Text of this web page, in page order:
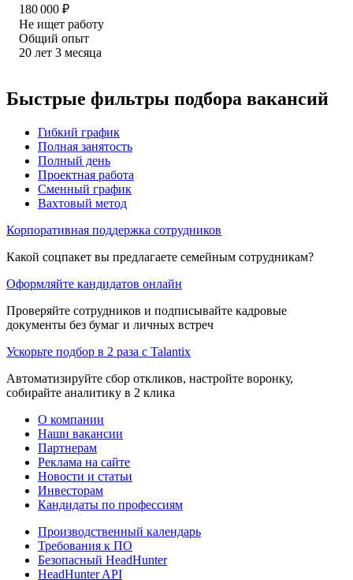
180 000 ₽
Не ищет работу
Общий опыт
20 лет 3 месяца
Быстрые фильтры подбора вакансий
Гибкий график
Полная занятость
Полный день
Проектная работа
Сменный график
Вахтовый метод
Корпоративная поддержка сотрудников
Какой соцпакет вы предлагаете семейным сотрудникам?
Оформляйте кандидатов онлайн
Проверяйте сотрудников и подписывайте кадровые
документы без бумаг и личных встреч
Ускорьте подбор в 2 раза с Talantix
Автоматизируйте сбор откликов, настройте воронку,
собирайте аналитику в 2 клика
О компании
Наши вакансии
Партнерам
Реклама на сайте
Новости и статьи
Инвесторам
Кандидаты по профессиям
Производственный календарь
Требования к ПО
Безопасный HeadHunter
HeadHunter API